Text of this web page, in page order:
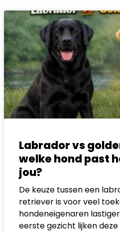
Labrador vs
welke hond past
jou?
De keuze tussen een
retriever is voor veel
hondeneigenaren
eerste gezicht lijken